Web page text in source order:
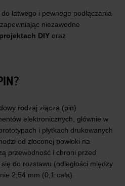
łatwego i pewnego podłączania
niezawodne
projektach DIY oraz
rodzaj złącza (pin)
elektronicznych, głównie w
i płytkach drukowanych
od złoconej powłoki na
przewodność i chroni przed
do rozstawu (odległości między
2,54 mm (0,1 cala).